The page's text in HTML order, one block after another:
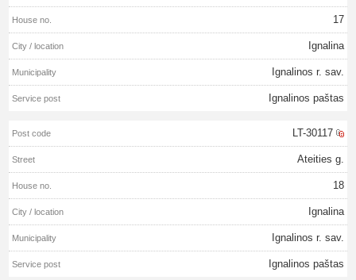
17
Ignalina
Ignalinos r. sav.
Ignalinos paštas
LT-30117
Ateities g.
18
Ignalina
Ignalinos r. sav.
Ignalinos paštas